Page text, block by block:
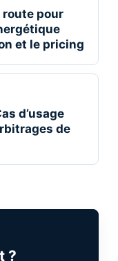
route pour
et le pricing
d’usage
de
?